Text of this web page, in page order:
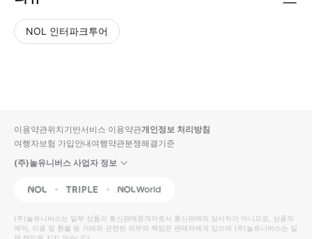
NOL 인터파크투어
입니
다.
높
은
동
영
순
상
이용약관위치기반서비스 이용약관개인정보 처리방침
여행자보험 가입안내여행약관분쟁해결기준
(주)놀유니버스 사업자 정보
NOL Triple Interpark Global
(주)놀유니버스는 일부 상품의 통신판매중개자로서 통신판매의 당사자가 아니므로, 상품의
예약, 이용 및 환불 등 거래와 관련된 의무와 책임은 판매자에게 있으며 (주)놀유니버스는 일